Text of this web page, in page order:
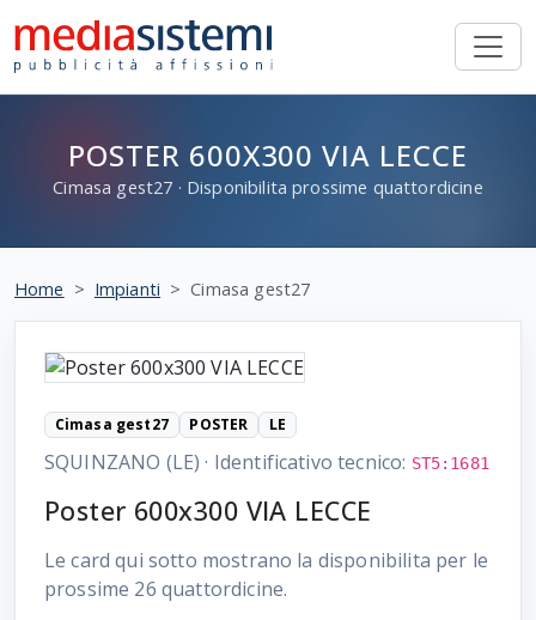
POSTER 600X300 VIA LECCE
Cimasa gest27 · Disponibilita prossime quattordicine
Home Impianti Cimasa gest27
Cimasa gest27 POSTER LE
SQUINZANO (LE) · Identificativo tecnico: ST5:1681
Poster 600x300 VIA LECCE
Le card qui sotto mostrano la disponibilita per le
prossime 26 quattordicine.